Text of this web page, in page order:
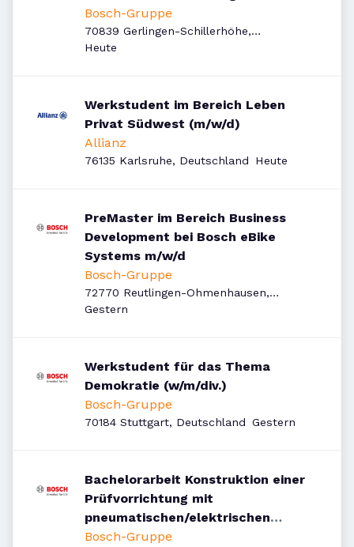
Bosch-Gruppe
70839 Gerlingen-Schillerhöhe,
Deutschland
Veröffentlicht
Heute
Werkstudent im Bereich Leben
Privat Südwest (m/w/d)
Allianz
76135 Karlsruhe, Deutschland Veröffentlicht
Heute
PreMaster im Bereich Business
Development bei Bosch eBike
Systems m/w/d
Bosch-Gruppe
72770 Reutlingen-Ohmenhausen,
Deutschland
Veröffentlicht
Gestern
Werkstudent für das Thema
Demokratie (w/m/div.)
Bosch-Gruppe
70184 Stuttgart, Deutschland Veröffentlicht
Gestern
Bachelorarbeit Konstruktion einer
Prüfvorrichtung mit
pneumatischen/elektrischen
Komponenten Handfunktionen zur
Bosch-Gruppe